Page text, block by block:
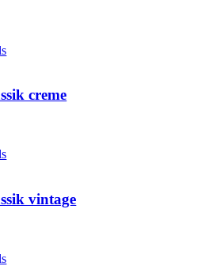
creme
vintage